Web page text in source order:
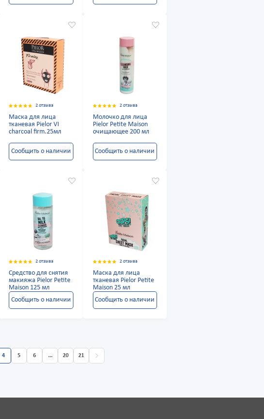
2 отзыва
Маска для лица
тканевая Pielor VI
charcoal firm.25мл
Сообщить о наличии
2 отзыва
Молочко для лица
Pielor Petite Maison
очищающее 200 мл
Сообщить о наличии
2 отзыва
Средство для снятия
макияжа Pielor Petite
Maison 125 мл
Сообщить о наличии
2 отзыва
Маска для лица
тканевая Pielor Petite
Maison 25 мл
Сообщить о наличии
4 5 6 ... 20 21